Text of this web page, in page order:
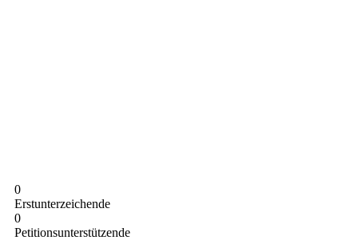
0
Erstunterzeichende
0
Petitionsunterstützende